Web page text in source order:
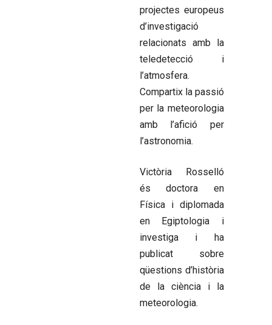
projectes europeus
d’investigació
relacionats amb la
teledetecció i
l’atmosfera.
Compartix la passió
per la meteorologia
amb l’afició per
l’astronomia.
Victòria Rosselló
és doctora en
Física i diplomada
en Egiptologia i
investiga i ha
publicat sobre
qüestions d’història
de la ciència i la
meteorologia.